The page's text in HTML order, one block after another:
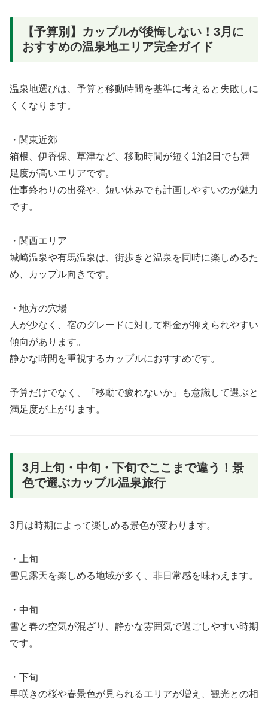
【予算別】カップルが後悔しない！3月に
おすすめの温泉地エリア完全ガイド
温泉地選びは、予算と移動時間を基準に考えると失敗しに
くくなります。
・関東近郊
箱根、伊香保、草津など、移動時間が短く1泊2日でも満
足度が高いエリアです。
仕事終わりの出発や、短い休みでも計画しやすいのが魅力
です。
・関西エリア
城崎温泉や有馬温泉は、街歩きと温泉を同時に楽しめるた
め、カップル向きです。
・地方の穴場
人が少なく、宿のグレードに対して料金が抑えられやすい
傾向があります。
静かな時間を重視するカップルにおすすめです。
予算だけでなく、「移動で疲れないか」も意識して選ぶと
満足度が上がります。
3月上旬・中旬・下旬でここまで違う！景
色で選ぶカップル温泉旅行
3月は時期によって楽しめる景色が変わります。
・上旬
雪見露天を楽しめる地域が多く、非日常感を味わえます。
・中旬
雪と春の空気が混ざり、静かな雰囲気で過ごしやすい時期
です。
・下旬
早咲きの桜や春景色が見られるエリアが増え、観光との相